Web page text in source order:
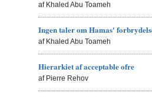
af Khaled Abu Toameh
Ingen taler om Hamas'
af Khaled Abu Toameh
Hierarkiet af acceptable ofre
af Pierre Rehov